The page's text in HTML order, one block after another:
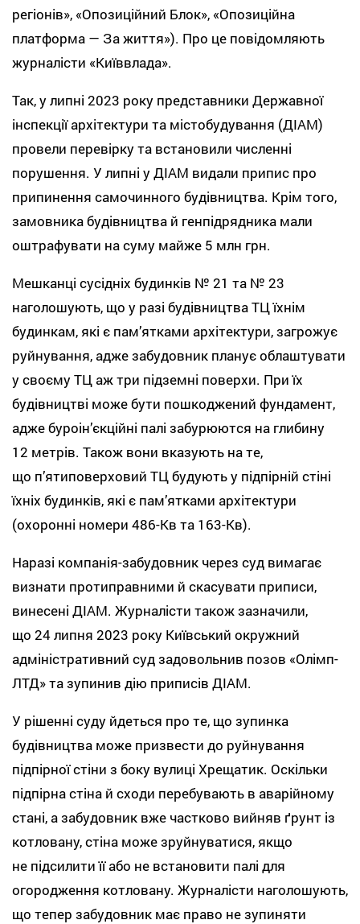
регіонів», «Опозиційний Блок», «Опозиційна
платформа — За життя»). Про це повідомляють
журналісти «Київвлада».
Так, у липні 2023 року представники Державної
інспекції архітектури та містобудування (ДІАМ)
провели перевірку та встановили численні
порушення. У липні у ДІАМ видали припис про
припинення самочинного будівництва. Крім того,
замовника будівництва й генпідрядника мали
оштрафувати на суму майже 5 млн грн.
Мешканці сусідніх будинків № 21 та № 23
наголошують, що у разі будівництва ТЦ їхнім
будинкам, які є пам’ятками архітектури, загрожує
руйнування, адже забудовник планує облаштувати
у своєму ТЦ аж три підземні поверхи. При їх
будівництві може бути пошкоджений фундамент,
адже буроін’єкційні палі забурюются на глибину
12 метрів. Також вони вказують на те,
що п’ятиповерховий ТЦ будують у підпірній стіні
їхніх будинків, які є пам’ятками архітектури
(охоронні номери 486-Кв та 163-Кв).
Наразі компанія-забудовник через суд вимагає
визнати протиправними й скасувати приписи,
винесені ДІАМ. Журналісти також зазначили,
що 24 липня 2023 року Київський окружний
адміністративний суд задовольнив позов «Олімп-
ЛТД» та зупинив дію приписів ДІАМ.
У рішенні суду йдеться про те, що зупинка
будівництва може призвести до руйнування
підпірної стіни з боку вулиці Хрещатик. Оскільки
підпірна стіна й сходи перебувають в аварійному
стані, а забудовник вже частково вийняв ґрунт із
котловану, стіна може зруйнуватися, якщо
не підсилити її або не встановити палі для
огородження котловану. Журналісти наголошують,
що тепер забудовник має право не зупиняти